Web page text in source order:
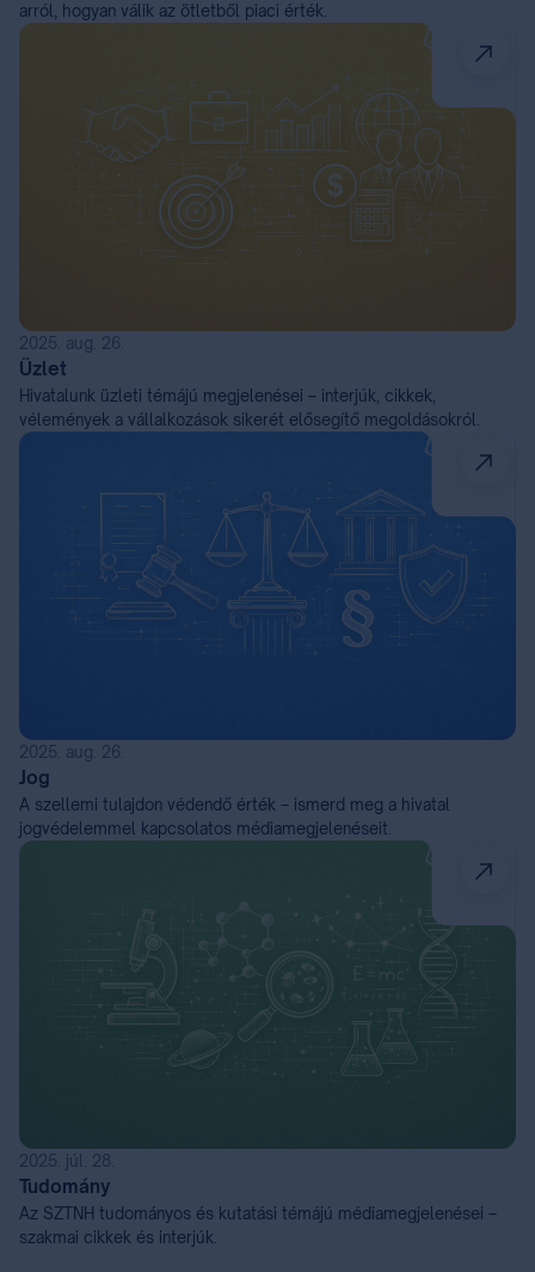
arról, hogyan válik az ötletből piaci érték.
2025. aug. 26.
Üzlet
Hivatalunk üzleti témájú megjelenései – interjúk, cikkek,
vélemények a vállalkozások sikerét elősegítő megoldásokról.
2025. aug. 26.
Jog
A szellemi tulajdon védendő érték – ismerd meg a hivatal
jogvédelemmel kapcsolatos médiamegjelenéseit.
2025. júl. 28.
Tudomány
Az SZTNH tudományos és kutatási témájú médiamegjelenései –
szakmai cikkek és interjúk.